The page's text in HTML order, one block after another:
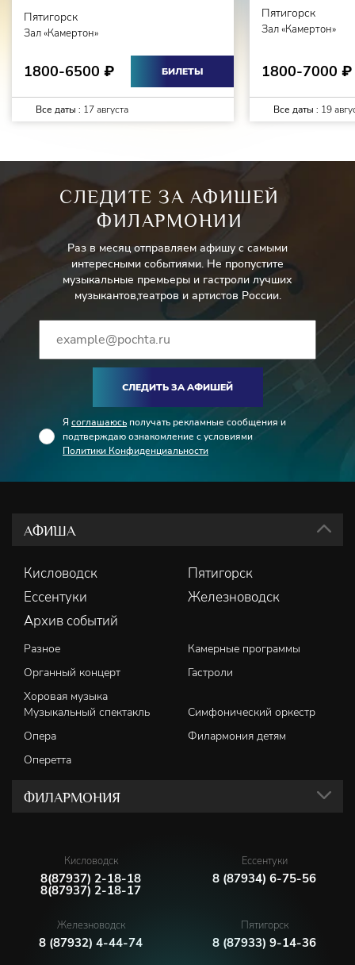
Пятигорск
Зал «Камертон»
1800-6500 ₽ БИЛЕТЫ
Все даты : 17 августа
Пятигорск
Зал «Камертон»
1800-7000 ₽
Все даты : 19
СЛЕДИТЕ ЗА АФИШЕЙ
ФИЛАРМОНИИ
Раз в месяц отправляем афишу с самыми
интересными событиями. Не пропустите
музыкальные премьеры и гастроли лучших
музыкантов,театров и артистов России.
СЛЕДИТЬ ЗА АФИШЕЙ
Я соглашаюсь получать рекламные сообщения и
подтверждаю ознакомление с условиями
Политики Конфиденциальности
АФИША
Кисловодск
Пятигорск
Ессентуки
Железноводск
Архив событий
Разное
Камерные программы
Органный концерт
Гастроли
Хоровая музыка
Музыкальный спектакль
Симфонический оркестр
Опера
Филармония детям
Оперетта
ФИЛАРМОНИЯ
Кисловодск
8(87937) 2-18-18
8(87937) 2-18-17
Ессентуки
8 (87934) 6-75-56
Железноводск
8 (87932) 4-44-74
Пятигорск
8 (87933) 9-14-36